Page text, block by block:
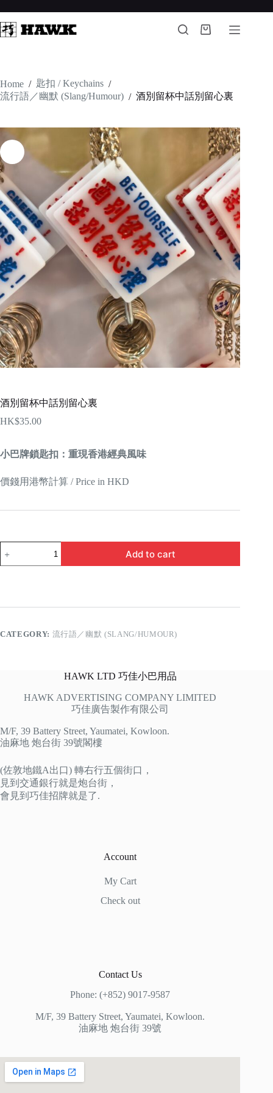
to
content
Shopping
Home / 匙扣 / Keychains /
流行語／幽默 (Slang/Humour) / 酒別留杯中話別留心裏
酒別留杯中話別留心裏
HK$35.00
小巴牌鎖匙扣：重現香港經典風味
價錢用港幣計算 / Price in HKD
別
話
心
Add to cart
CATEGORY: 流行語／幽默 (SLANG/HUMOUR)
HAWK LTD 巧佳小巴用品
HAWK ADVERTISING COMPANY LIMITED
巧佳廣告製作有限公司
M/F, 39 Battery Street, Yaumatei, Kowloon.
油麻地 炮台街 39號閣樓
(佐敦地鐵A出口) 轉右行五個街口，
見到交通銀行就是炮台街，
會見到巧佳招牌就是了.
Account
My Cart
Check out
Contact Us
Phone: (+852) 9017-9587
M/F, 39 Battery Street, Yaumatei, Kowloon.
油麻地 炮台街 39號